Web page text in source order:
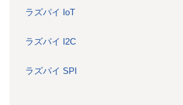
ラズパイ IoT
ラズパイ I2C
ラズパイ SPI